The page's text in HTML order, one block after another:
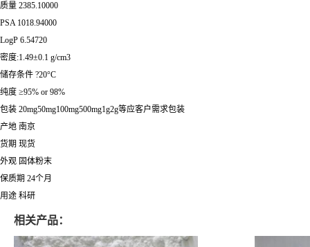
质量 2385.10000
PSA 1018.94000
LogP 6.54720
密度:1.49±0.1 g/cm3
储存条件 ?20°C
纯度 ≥95% or 98%
包装 20mg50mg100mg500mg1g2g等应客户需求包装
产地 南京
货期 现货
外观 固体粉末
保质期 24个月
用途 科研
相关产品：